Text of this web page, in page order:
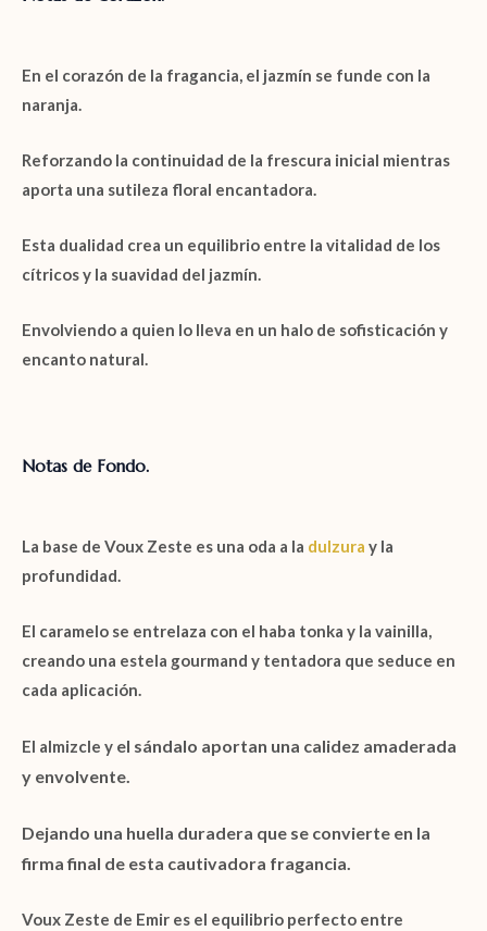
En el corazón de la fragancia, el jazmín se funde con la
naranja.
Reforzando la continuidad de la frescura inicial mientras
aporta una sutileza floral encantadora.
Esta dualidad crea un equilibrio entre la vitalidad de los
cítricosy la suavidad del jazmín.
Envolviendo a quien lo lleva en un halo de sofisticación y
encanto natural.
Notas de Fondo.
La base de Voux Zeste es una oda a la dulzura y la
profundidad.
El caramelo se entrelaza con el haba tonka y la vainilla,
creando una estela gourmand y tentadora que seduce en
cada aplicación.
El almizcle y el sándalo aportan una calidez amaderada
y envolvente.
Dejando una huella duradera que se convierte en la
firma final de esta cautivadora fragancia.
Voux Zeste de Emir es el equilibrio perfecto entre